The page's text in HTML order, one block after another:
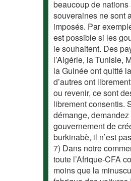
beaucoup de
souveraines ne sont
imposés. Par
est possible si les
le souhaitent. Des
l’Algérie, la Tunisie,
la Guinée ont quitté
d’autres ont
ou revenir, ce sont
librement consentis.
démange,
gouvernement de
burkinabè, il n’est
7) Dans notre
toute l’Afrique-CFA
moins que la